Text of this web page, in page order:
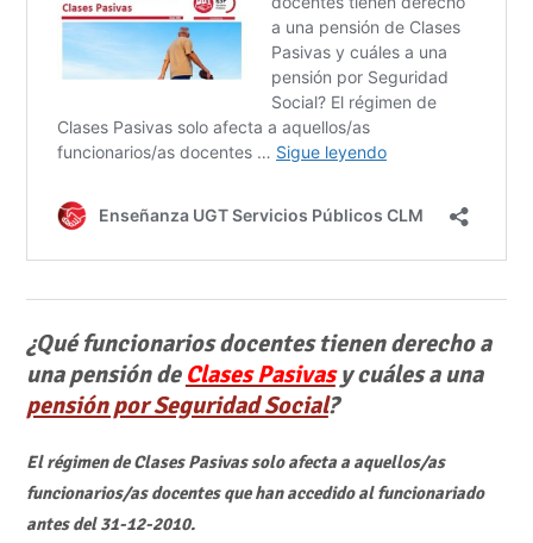
¿Qué funcionarios docentes tienen derecho a
una pensión de Clases Pasivasy cuáles a una
pensión por Seguridad Social?
El régimen de Clases Pasivas solo afecta a aquellos/as
funcionarios/as docentes que han accedido al funcionariado
antes del 31-12-2010.